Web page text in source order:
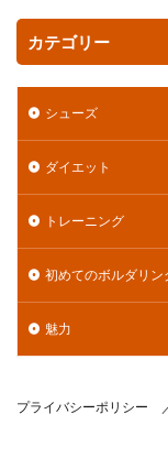
カテゴリー
シューズ
ダイエット
トレーニング
初めてのボルダリン
魅力
プライバシーポリシー